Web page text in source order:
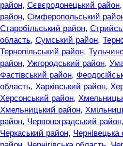
район, Сєвєродонецький район,
район, Сімферопольський
Старобільський район,
область, Сумський район,
Тернопільський район,
район, Ужгородський район,
Фастівський район,
область, Харківський район,
Херсонський район,
Хмельницький район,
район, Червоноградський район,
Черкаський район, Чернівецька